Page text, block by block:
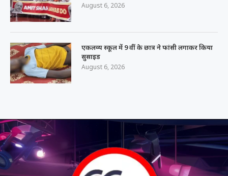
August 6, 2026
एकलव्य स्कूल में 9 वीं के छात्र ने फांसी लगाकर किया
सुसाइड
August 6, 2026